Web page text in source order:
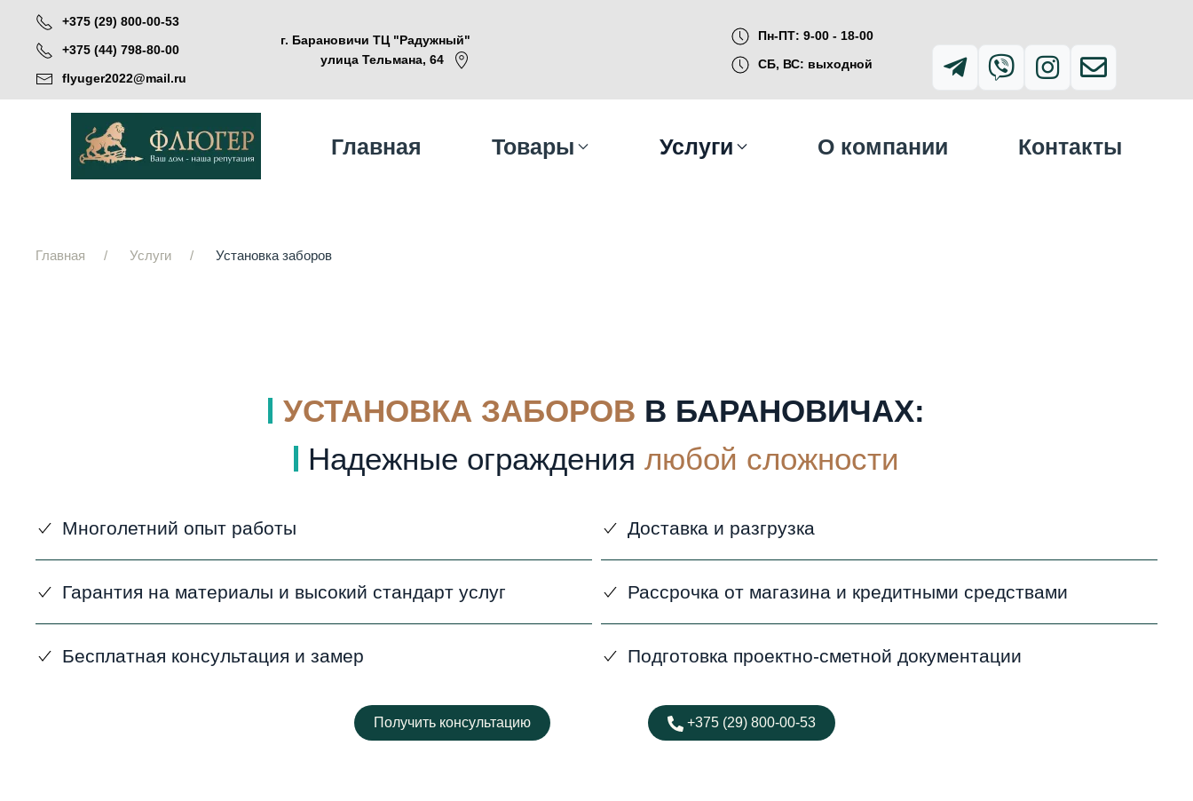
Skip to main content
+375 (29) 800-00-53
+375 (44) 798-80-00
flyuger2022@mail.ru
г. Барановичи ТЦ "Радужный"
улица Тельмана, 64
Пн-ПТ: 9-00 - 18-00
СБ, ВС: выходной
Главная Товары Услуги О компании Контакты
Главная Услуги Установка заборов
УСТАНОВКА ЗАБОРОВ В БАРАНОВИЧАХ:
Надежные ограждениялюбой сложности
Многолетний опыт работы
Гарантия на материалы и высокий стандарт услуг
Бесплатная консультация и замер
Доставка и разгрузка
Рассрочка от магазина и кредитными средствами
Подготовка проектно-сметной документации
Получить консультацию +375 (29) 800-00-53